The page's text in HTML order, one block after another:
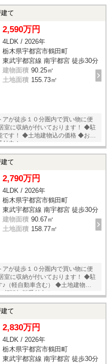
て
2,590万円
4LDK / 2026年
栃木県宇都宮市鶴田町
東武宇都宮線 南宇都宮 徒歩30分
建物面積 90.25㎡
土地面積 155.73㎡
が徒歩１０分圏内で買い物に便
室に収納が付いております！ ◆駐
です！ ◆土地建物込の価格 ◆お車
中！
て
2,790万円
4LDK / 2026年
栃木県宇都宮市鶴田町
東武宇都宮線 南宇都宮 徒歩30分
建物面積 90.67㎡
土地面積 158.77㎡
が徒歩１０分圏内で買い物に便
室に収納が付いております！ ◆駐
（軽自動車含む） ◆土地建物込の
談無料受付中！
て
2,830万円
4LDK / 2026年
栃木県宇都宮市鶴田町
東武宇都宮線 南宇都宮 徒歩30分